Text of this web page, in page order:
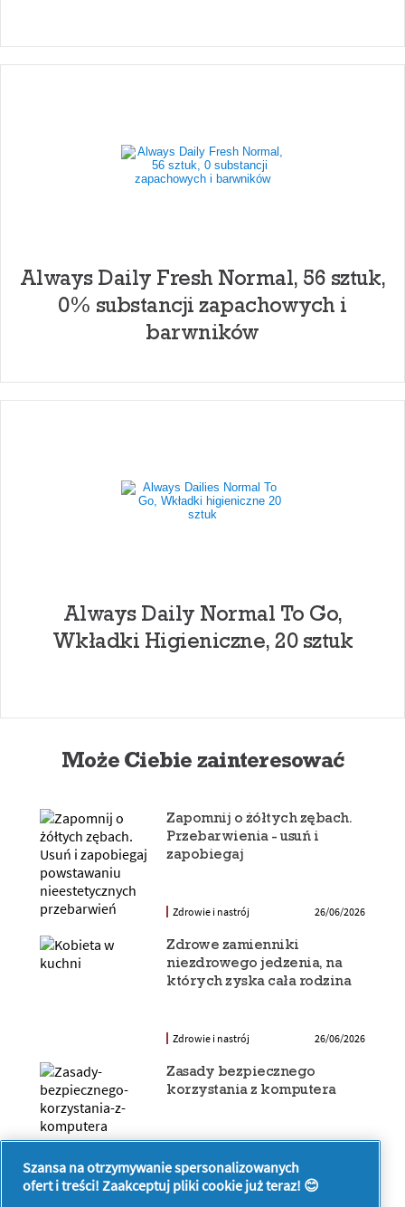
Always Daily Fresh Normal, 56 sztuk,
0% substancji zapachowych i
barwników
Always Daily Normal To Go,
Wkładki Higieniczne, 20 sztuk
Może Ciebie zainteresować
Zapomnij o żółtych zębach.
Przebarwienia - usuń i
zapobiegaj
Zdrowie i nastrój 26/06/2026
Zdrowe zamienniki
niezdrowego jedzenia, na
których zyska cała rodzina
Zdrowie i nastrój 26/06/2026
Zasady bezpiecznego
korzystania z komputera
Zdrowie i nastrój
Szansa na otrzymywanie spersonalizowanych
ofert i treści! Zaakceptuj pliki cookie już teraz! 😊